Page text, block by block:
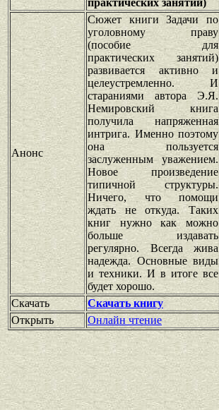
Анонс
Сюжет книги Задачи по
уголовному праву
(пособие для
практических занятий)
развивается активно и
целеустремленно. И
стараниями автора Э.Я.
Немировский книга
получила напряженная
интрига. Именно поэтому
она пользуется
заслуженным уважением.
Новое произведение
типичной структуры.
Ничего, что помощи
ждать не откуда. Таких
книг нужно как можно
больше издавать
регулярно. Всегда жива
надежда. Основные виды
и техники. И в итоге все
будет хорошо.
Скачать
Скачать книгу
Открыть
Онлайн чтение